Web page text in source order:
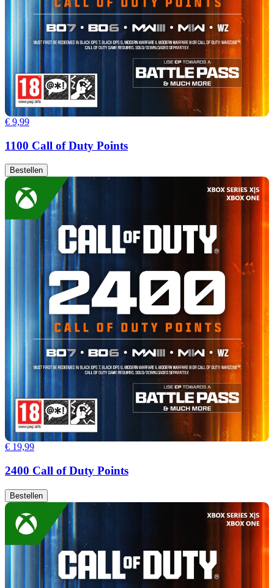
€ 9,99
1100 Call of Duty Points
Bestellen
€ 19,99
2400 Call of Duty Points
Bestellen